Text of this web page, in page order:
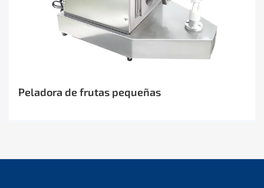
Peladora de frutas pequeñas